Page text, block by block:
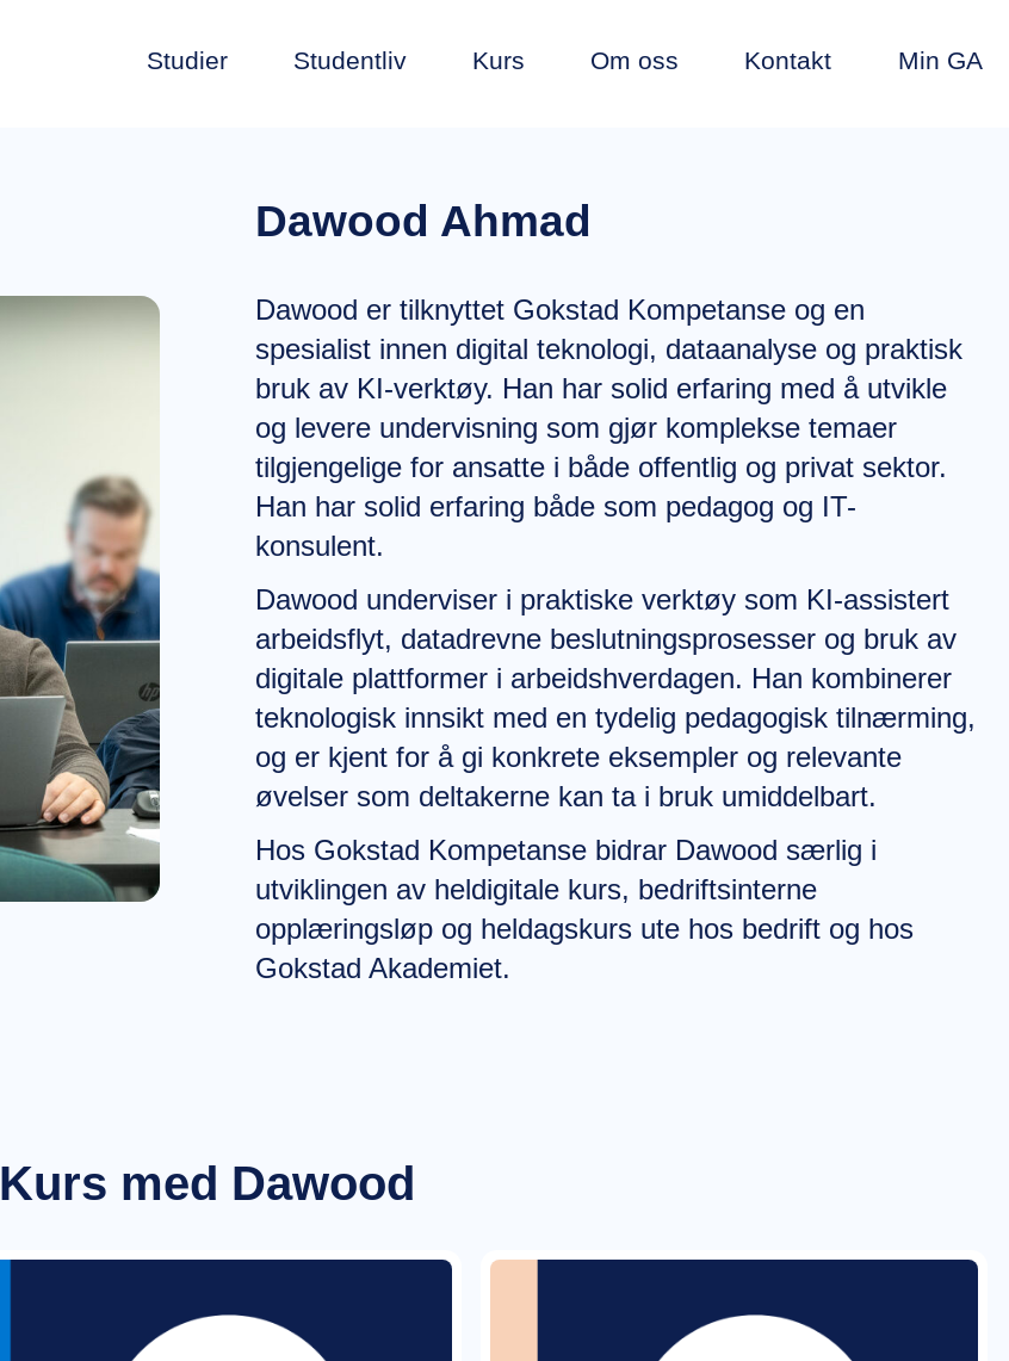
Studier Studentliv Kurs Om oss Kontakt Min GA
Dawood Ahmad
Dawood er tilknyttet Gokstad Kompetanse og en
spesialist innen digital teknologi, dataanalyse og praktisk
bruk av KI-verktøy. Han har solid erfaring med å utvikle
og levere undervisning som gjør komplekse temaer
tilgjengelige for ansatte i både offentlig og privat sektor.
Han har solid erfaring både som pedagog og IT-
konsulent.
Dawood underviser i praktiske verktøy som KI-assistert
arbeidsflyt, datadrevne beslutningsprosesser og bruk av
digitale plattformer i arbeidshverdagen. Han kombinerer
teknologisk innsikt med en tydelig pedagogisk tilnærming,
og er kjent for å gi konkrete eksempler og relevante
øvelser som deltakerne kan ta i bruk umiddelbart.
Hos Gokstad Kompetanse bidrar Dawood særlig i
utviklingen av heldigitale kurs, bedriftsinterne
opplæringsløp og heldagskurs ute hos bedrift og hos
Gokstad Akademiet.
Kurs med Dawood